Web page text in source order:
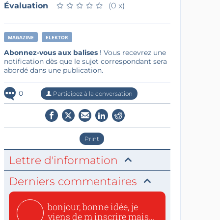
Évaluation ★ ★ ★ ★ ★
★ ★ ★ ★ ★ (0 x)
MAGAZINE ELEKTOR
Abonnez-vous aux balises! Vous recevrez une
notification dès que le sujet correspondant sera
abordé dans une publication.
0 Participez à la conversation
Print
Lettre d'information
Derniers commentaires
bonjour, bonne idée, je
viens de m inscrire mais